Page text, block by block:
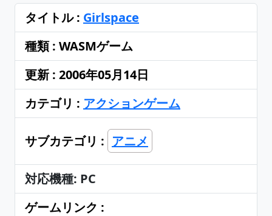
タイトル : Girlspace
種類 : WASMゲーム
更新 : 2006年05月14日
カテゴリ : アクションゲーム
サブカテゴリ : アニメ
対応機種: PC
ゲームリンク :